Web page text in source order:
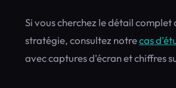
Si vous cherchez le détail complet
stratégie, consultez notrecas
avec captures d'écran et chiffres